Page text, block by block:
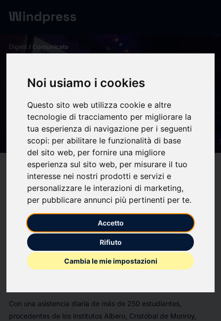
Noi usiamo i cookies
Questo sito web utilizza cookie e altre
tecnologie di tracciamento per migliorare la
tua esperienza di navigazione per i seguenti
scopi: per abilitare le funzionalità di base
del sito web, per fornire una migliore
esperienza sul sito web, per misurare il tuo
interesse nei nostri prodotti e servizi e
personalizzare le interazioni di marketing,
per pubblicare annunci più pertinenti per te.
Accetto
Rifiuto
Cambia le mie impostazioni
Digest/ Comunicato
La VII Jornada Educiencia en
Alcalá de Guadaíra inspira
vocaciones científicas -
Salesianos España
Compatibilità help
(0)bookmark_borderupload Condividi
Jornadas EduCIENCIA, un evento que busca inspirar
vocaciones científicas entre los jóvenes y acercar la
divulgación científica a los centros educativos de la localidad.
El evento que organiza el Colegio Salesiano de Alcalá junto
Con una asistencia diaria de más de 250 estudiantes,
procedentes de los institutos Albero, Cristóbal de Monroy,